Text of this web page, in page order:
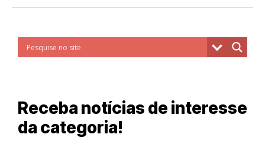
Receba notícias de interesse
da categoria!